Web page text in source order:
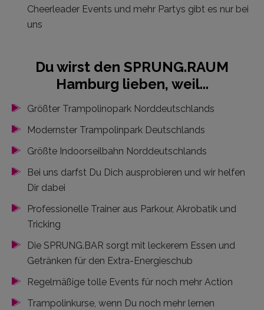
Cheerleader Events und mehr Partys gibt es nur bei
uns
Du wirst den SPRUNG.RAUM
Hamburg lieben, weil...
Größter Trampolinopark Norddeutschlands
Modernster Trampolinpark Deutschlands
Größte Indoorseilbahn Norddeutschlands
Bei uns darfst Du Dich ausprobieren und wir helfen
Dir dabei
Professionelle Trainer aus Parkour, Akrobatik und
Tricking
Die SPRUNG.BAR sorgt mit leckerem Essen und
Getränken für den Extra-Energieschub
Regelmäßige tolle Events für noch mehr Action
Trampolinkurse, wenn Du noch mehr lernen